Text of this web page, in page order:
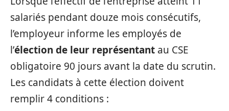
salariés pendant douze mois consécutifs,
l’employeur informe les employés de
l’élection de leur représentant au CSE
obligatoire 90 jours avant la date du scrutin.
Les candidats à cette élection doivent
remplir 4 conditions :